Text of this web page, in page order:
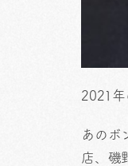
2021年
あのボ
店、磯